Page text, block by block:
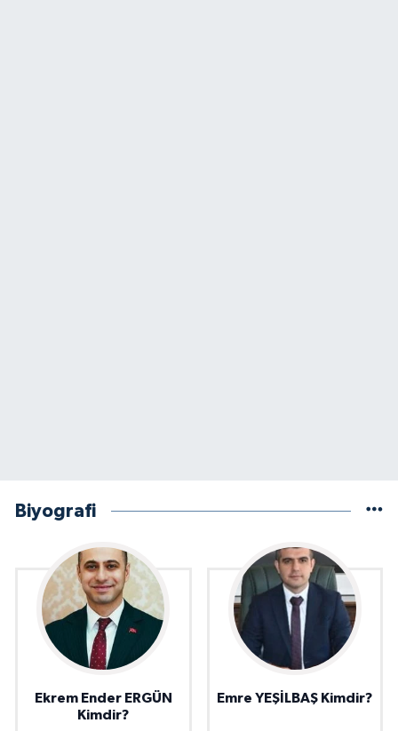
Biyografi
Ekrem Ender ERGÜN
Kimdir?
Emre YEŞİLBAŞ Kimdir?